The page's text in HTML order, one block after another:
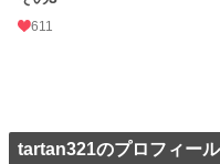
611
tartan321のプロフィール